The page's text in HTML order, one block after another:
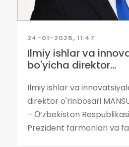
24-01-2026, 11:47
Ilmiy ishlar va
bo'yicha direktor...
Ilmiy ishlar va
direktor o'rinbosari
– О‘zbekiston
Prezident farmonlari va